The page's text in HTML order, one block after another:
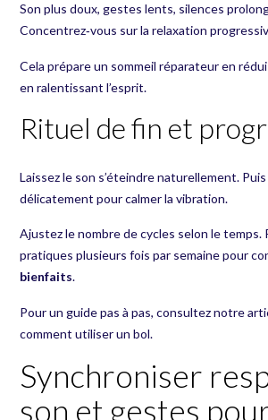
Son plus doux, gestes lents, silences
Concentrez‑vous sur la relaxation
Cela prépare un sommeil réparateur en
en ralentissant l’esprit.
Rituel de fin et
Laissez le son s’éteindre naturellement. Puis
délicatement pour calmer la vibration.
Ajustez le nombre de cycles selon le temps.
pratiques plusieurs fois par semaine pour
bienfaits.
Pour un guide pas à pas, consultez notre
comment utiliser un bol.
Synchroniser
son et gestes